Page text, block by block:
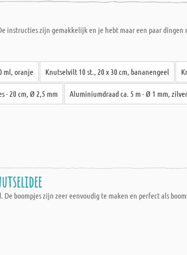
instructies zijn gemakkelijk en je hebt maar een paar dingen
ml, oranje Knutselvilt 10 st., 20 x 30 cm, bananengeel
- 20 cm, Ø 2,5 mm Aluminiumdraad ca. 5 m - Ø 1 mm, zilver
boompjes zijn zeer eenvoudig te maken en perfect als